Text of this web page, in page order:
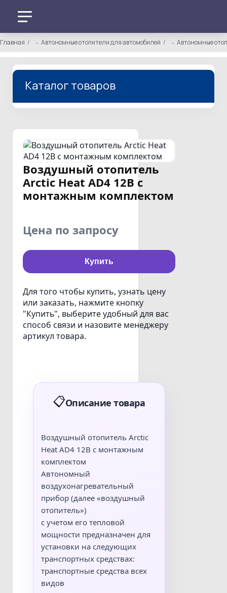
Главная Автономные отопители для автомобилей Автономные
Каталог товаров
Воздушный отопитель
Arctic Heat AD4 12В с
монтажным комплектом
Цена по запросу
Купить
Для того чтобы купить, узнать цену
или заказать, нажмите кнопку
"Купить", выберите удобный для вас
способ связи и назовите менеджеру
артикул товара.
📋Описание товара
Воздушный отопитель Arctic
Heat AD4 12В с монтажным
комплектом
Автономный
воздухонагревательный
прибор (далее «воздушный
отопитель»)
с учетом его тепловой
мощности предназначен для
установки на следующих
транспортных средствах:
транспортные средства всех
видов